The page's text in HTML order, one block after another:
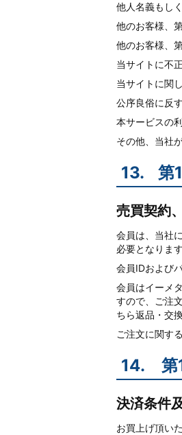
他人名義もし
他のお客様、
他のお客様、
当サイトに不
当サイトに関
公序良俗に反
本サービスの
その他、当社
13. 第
売買契約
会員は、当社
必要となります
会員IDおよび
会員はイーメ
すので、ご注
ちら返品・交
ご注文に関す
14. 第
決済条件
お買上げ頂い